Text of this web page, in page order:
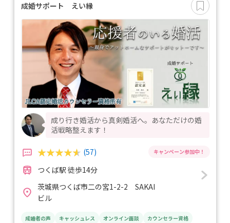
成婚サポート えい縁
成り行き婚活から真剣婚活へ。あなただけの婚
活戦略整えます！
(57)
つくば駅 徒歩14分
茨城県つくば市二の宮1-2-2 SAKAI
ビル
成婚者の声 キャッシュレス オンライン面談 カウンセラー資格